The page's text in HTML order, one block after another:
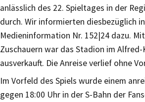
anlässlich des 22. Spieltages in der
durch. Wir informierten diesbezüglich
Medieninformation Nr. 152|24 dazu.
Zuschauern war das Stadion im
ausverkauft. Die Anreise verlief ohne
Im Vorfeld des Spiels wurde einem
gegen 18:00 Uhr in der S-Bahn der